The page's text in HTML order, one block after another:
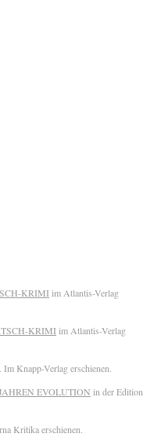
KRIMI im Atlantis-Verlag
KRIMI im Atlantis-Verlag
Knapp-Verlag erschienen.
EVOLUTION in der Edition
Kritika erschienen.